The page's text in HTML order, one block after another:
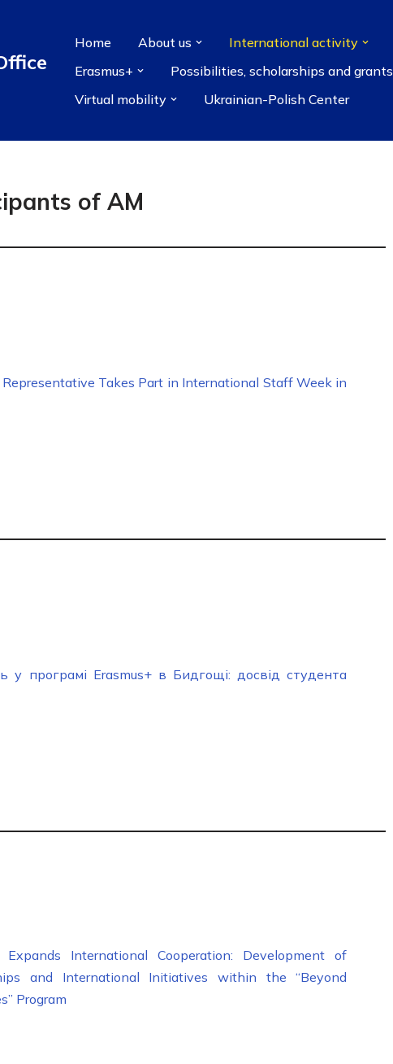
Home About us International activity
Erasmus+
Possibilities, scholarships and grants
Virtual mobility
Ukrainian-Polish Center
of AM
Representative Takes Part in International Staff Week in
у програмі Erasmus+ в Бидгощі: досвід студента
Expands International Cooperation: Development of
and International Initiatives within the “Beyond
Program